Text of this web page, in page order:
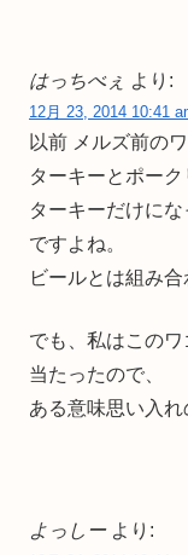
はっちべぇ より:
12月 23, 2014 10:41
以前 メルズ前の
ターキーとポー
ターキーだけに
ですよね。
ビールとは組み
でも、私はこの
当たったので、
ある意味思い入れ
よっしー より: